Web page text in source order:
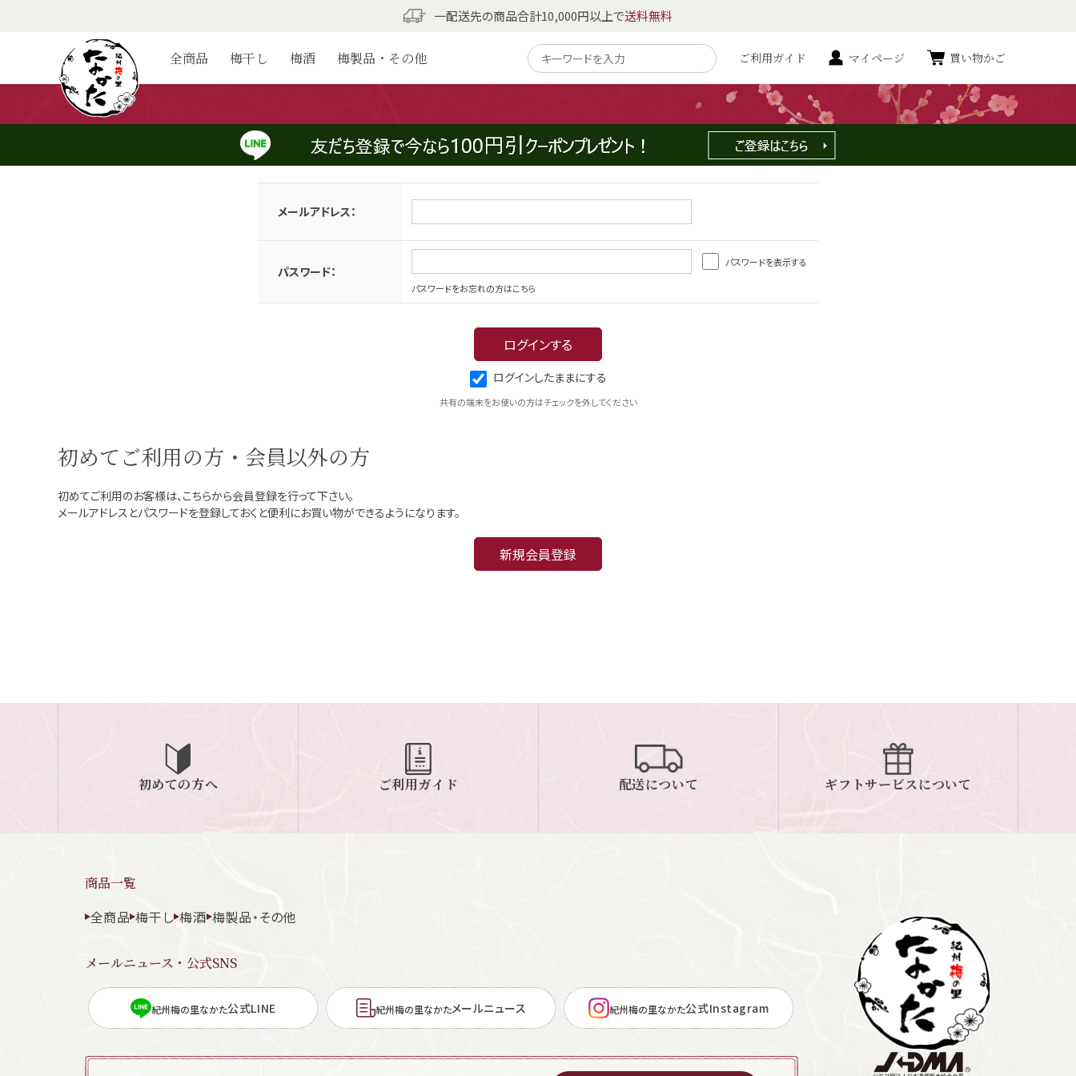
一配送先の商品合計10,000円以上で送料無料
全商品 梅干し 梅酒 梅製品・その他 ご利用ガイド マイページ 買い物かご
ログイン
会員のお客様
メールアドレスとパスワードを入力してログインしてください。
メールアドレス：
パスワード：
パスワードを表示する
パスワードをお忘れの方はこちら
ログインしたままにする
共有の端末をお使いの方はチェックを外してください
初めてご利用の方・会員以外の方
初めてご利用のお客様は、こちらから会員登録を行って下さい。
メールアドレスとパスワードを登録しておくと便利にお買い物ができるようになります。
初めての方へ ご利用ガイド 配送について ギフトサービスについて
商品一覧
全商品 梅干し 梅酒 梅製品・その他
メールニュース・公式SNS
紀州梅の里なかた公式LINE 紀州梅の里なかたメールニュース 紀州梅の里なかた公式Instagram